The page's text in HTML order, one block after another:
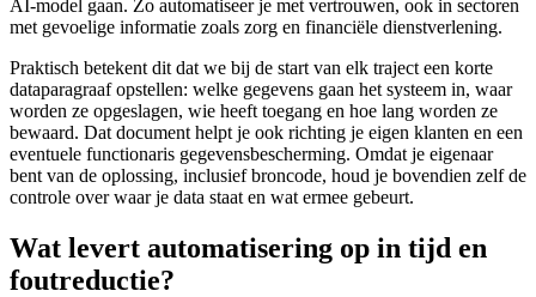
AI-model gaan. Zo automatiseer je met vertrouwen, ook in sectoren
met gevoelige informatie zoals zorg en financiële dienstverlening.
Praktisch betekent dit dat we bij de start van elk traject een korte
dataparagraaf opstellen: welke gegevens gaan het systeem in, waar
worden ze opgeslagen, wie heeft toegang en hoe lang worden ze
bewaard. Dat document helpt je ook richting je eigen klanten en een
eventuele functionaris gegevensbescherming. Omdat je eigenaar
bent van de oplossing, inclusief broncode, houd je bovendien zelf de
controle over waar je data staat en wat ermee gebeurt.
Wat levert automatisering op in tijd en
foutreductie?